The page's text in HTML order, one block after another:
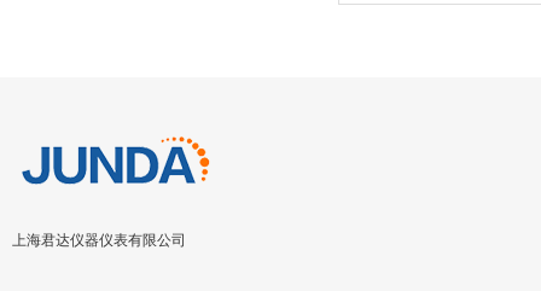
上海君达仪器仪表有限公司